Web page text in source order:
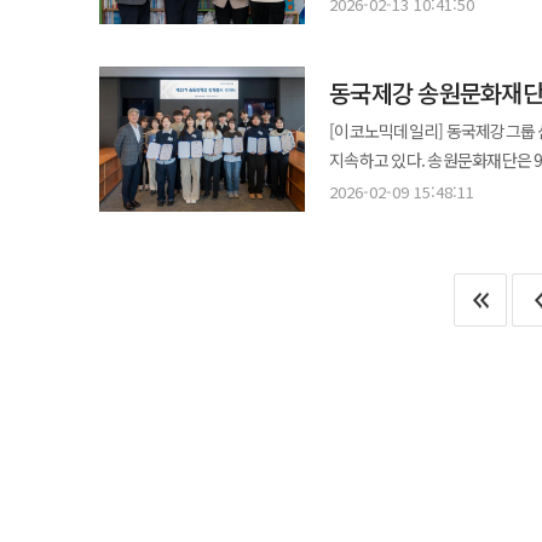
때문이다. 이에 따라 업계에서는 향후 철강 기업 간 경쟁이 생산 규모보다 제품 경쟁력과 시장 다변화 능력 중심으로
재편될 가능성이 크다고 보고 있다. 특히 해외 시장 확대와 고부가 제품 비중을 얼마나 빠르게 끌어올리느냐
회복의 핵심 변수로 작용할 전망
육성해 업계에 안정적으로 공급
지속적으로 넓혀 우수한 예비
향후 과제는 사업의 지속성과 규
줄었다. 실제 현대제철은 지난달 철근 수요 감소에 대응해 인천공장 일부 설비를 폐쇄하고 생산량을 절반으로
해석하는 시각도 나온다. 국내
제강 산업 특성상 가동률 하락은 곧
고용위기 선제대응지역으로 지
회복과 산업 경쟁력 강화에 있다
조정 국면으로 마무리될지에 따
생활지원물품 150세트를 전달했다. 인천공장은 송현1·2·3동, 화수2동 거주 독거노인 및 저소득층을 위해
2000만원과 200만원 상당의 명
200포를 전달했다. 당진공장은 한진1·2리 마을회관에서 약 30가구를 대상으로 현금 750만원과 210만원 상당의
과일세트를 전달하고 점심 식
500만원을 지원했으며 아동들을 위한 치킨과 피
이후에도 지역 밀착형 사회공헌
동국제강 송원문화재
[이코노믹데일리] 동국제강그룹
지속하고 있다. 송원문화재단은 9일 서울 을지로 본사 페럼타워에서 '제23기 송원장학생 장학증서 수여식'을
개최했다고 이날 밝혔다. 송원문화재단은 동국제강그룹이 1996년 설립한 공익재단으로 기업 활동을 통해 창출한
492명, 누적 장학금 규모는 약
선발된 제23기 송원장학생은
어학시험 및 자격증 취득을 위
2026-02-09 15:48:11